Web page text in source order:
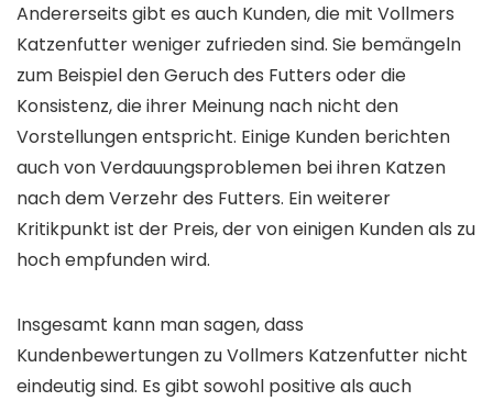
Andererseits gibt es auch Kunden, die mit Vollmers
Katzenfutter weniger zufrieden sind. Sie bemängeln
zum Beispiel den Geruch des Futters oder die
Konsistenz, die ihrer Meinung nach nicht den
Vorstellungen entspricht. Einige Kunden berichten
auch von Verdauungsproblemen bei ihren Katzen
nach dem Verzehr des Futters. Ein weiterer
Kritikpunkt ist der Preis, der von einigen Kunden als zu
hoch empfunden wird.
Insgesamt kann man sagen, dass
Kundenbewertungen zu Vollmers Katzenfutter nicht
eindeutig sind. Es gibt sowohl positive als auch